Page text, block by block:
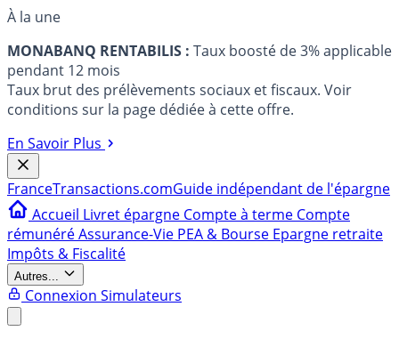
À la une
MONABANQ RENTABILIS : Taux boosté de 3% applicable
pendant 12 mois
Taux brut des prélèvements sociaux et fiscaux. Voir
conditions sur la page dédiée à cette offre.
En Savoir Plus
FranceTransactions.comGuide indépendant de l'épargne
Accueil Livret épargne Compte à terme Compte
rémunéréAssurance-Vie PEA & Bourse Epargne retraite
Impôts & Fiscalité
Autres...
Connexion Simulateurs